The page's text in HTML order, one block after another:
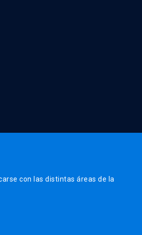
con las distintas áreas de la